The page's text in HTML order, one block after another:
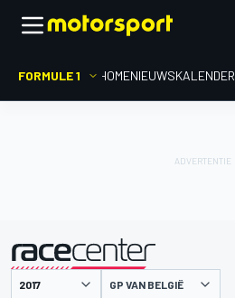
FORMULE 1 HOMENIEUWSKALENDER
gepresenteerd door GP VAN BELGIË